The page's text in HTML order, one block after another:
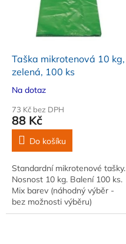
Taška mikrotenová 10 kg,
zelená, 100 ks
Na dotaz
73 Kč bez DPH
88 Kč
Do košíku
Standardní mikrotenové tašky.
Nosnost 10 kg. Balení 100 ks.
Mix barev (náhodný výběr -
bez možnosti výběru)